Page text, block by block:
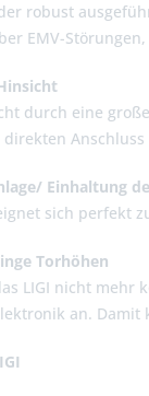
robust
EMV-
durch eine
direkten
Einhaltung
sich perfekt
Torhöhen
LIGI nicht mehr
an.